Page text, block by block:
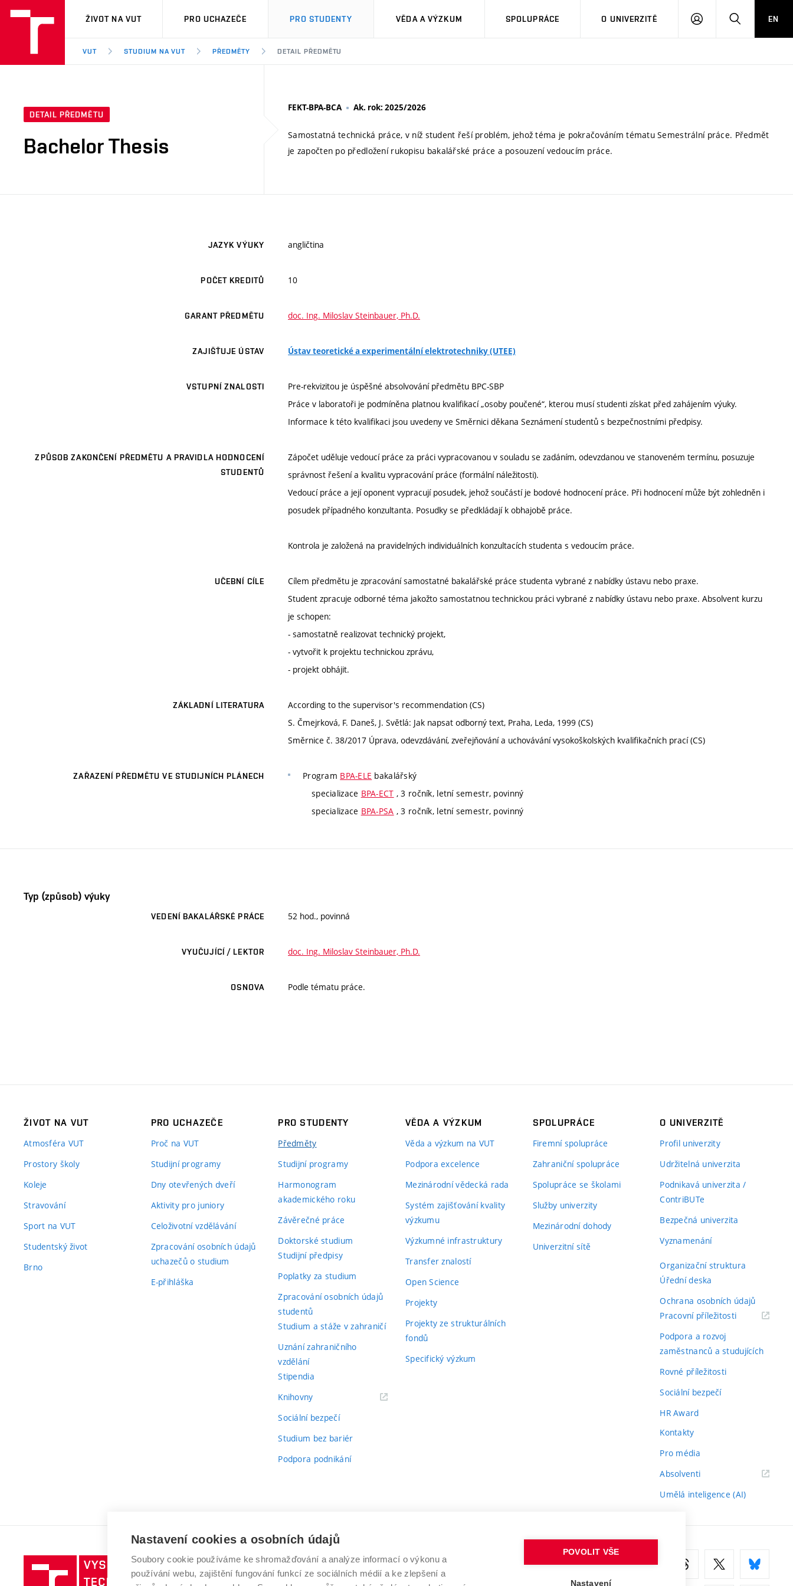
VUT
ŽIVOT NA VUT PRO UCHAZEČE PRO STUDENTY VĚDA A VÝZKUM SPOLUPRÁCE O UNIVERZITĚ
PŘIHLÁSIT HLEDATEN
VUT STUDIUM NA VUT PŘEDMĚTY DETAIL PŘEDMĚTU
DETAIL PŘEDMĚTU
Bachelor Thesis
FEKT-BPA-BCA Ak. rok: 2025/2026
Samostatná technická práce, v níž student řeší problém, jehož téma je pokračováním tématu Semestrální práce. Předmět
je započten po předložení rukopisu bakalářské práce a posouzení vedoucím práce.
JAZYK VÝUKY angličtina
POČET KREDITŮ 10
GARANT PŘEDMĚTU doc. Ing. Miloslav Steinbauer, Ph.D.
ZAJIŠŤUJE ÚSTAV Ústav teoretické a experimentální elektrotechniky (UTEE)
VSTUPNÍ ZNALOSTI
Pre-rekvizitou je úspěšné absolvování předmětu BPC-SBP
Práce v laboratoři je podmíněna platnou kvalifikací „osoby poučené“, kterou musí studenti získat před zahájením výuky.
Informace k této kvalifikaci jsou uvedeny ve Směrnici děkana Seznámení studentů s bezpečnostními předpisy.
ZPŮSOB ZAKONČENÍ PŘEDMĚTU A PRAVIDLA HODNOCENÍ
STUDENTŮ
Zápočet uděluje vedoucí práce za práci vypracovanou v souladu se zadáním, odevzdanou ve stanoveném termínu, posuzuje
správnost řešení a kvalitu vypracování práce (formální náležitosti).
Vedoucí práce a její oponent vypracují posudek, jehož součástí je bodové hodnocení práce. Při hodnocení může být zohledněn i
posudek případného konzultanta. Posudky se předkládají k obhajobě práce.
Kontrola je založená na pravidelných individuálních konzultacích studenta s vedoucím práce.
UČEBNÍ CÍLE
Cílem předmětu je zpracování samostatné bakalářské práce studenta vybrané z nabídky ústavu nebo praxe.
Student zpracuje odborné téma jakožto samostatnou technickou práci vybrané z nabídky ústavu nebo praxe. Absolvent kurzu
je schopen:
- samostatně realizovat technický projekt,
- vytvořit k projektu technickou zprávu,
- projekt obhájit.
ZÁKLADNÍ LITERATURA
According to the supervisor's recommendation (CS)
S. Čmejrková, F. Daneš, J. Světlá: Jak napsat odborný text, Praha, Leda, 1999 (CS)
Směrnice č. 38/2017 Úprava, odevzdávání, zveřejňování a uchovávání vysokoškolských kvalifikačních prací (CS)
ZAŘAZENÍ PŘEDMĚTU VE STUDIJNÍCH PLÁNECH Program BPA-ELE bakalářský
specializace BPA-ECT , 3 ročník, letní semestr, povinný
specializace BPA-PSA , 3 ročník, letní semestr, povinný
Typ (způsob) výuky
VEDENÍ BAKALÁŘSKÉ PRÁCE 52 hod., povinná
VYUČUJÍCÍ / LEKTOR doc. Ing. Miloslav Steinbauer, Ph.D.
OSNOVA Podle tématu práce.
ŽIVOT NA VUT
Atmosféra VUT
Prostory školy
Koleje
Stravování
Sport na VUT
Studentský život
Brno
PRO UCHAZEČE
Proč na VUT
Studijní programy
Dny otevřených dveří
Aktivity pro juniory
Celoživotní vzdělávání
Zpracování osobních údajů
uchazečů o studium
E-přihláška
PRO STUDENTY
Předměty
Studijní programy
Harmonogram
akademického roku
Závěrečné práce
Doktorské studium
Studijní předpisy
Poplatky za studium
Zpracování osobních údajů
studentů
Studium a stáže v zahraničí
Uznání zahraničního
vzdělání
Stipendia
Knihovny(externí
Sociální bezpečí
Studium bez bariér
Podpora podnikání
VĚDA A VÝZKUM
Věda a výzkum na VUT
Podpora excelence
Mezinárodní vědecká rada
Systém zajišťování kvality
výzkumu
Výzkumné infrastruktury
Transfer znalostí
Open Science
Projekty
Projekty ze strukturálních
fondů
Specifický výzkum
SPOLUPRÁCE
Firemní spolupráce
Zahraniční spolupráce
Spolupráce se školami
Služby univerzity
Mezinárodní dohody
Univerzitní sítě
O UNIVERZITĚ
Profil univerzity
Udržitelná univerzita
Podnikavá univerzita /
ContriBUTe
Bezpečná univerzita
Vyznamenání
Organizační struktura
Úřední deska
Ochrana osobních údajů
Pracovní příležitosti(externí
Podpora a rozvoj
zaměstnanců a studujících
Rovné příležitosti
Sociální bezpečí
HR Award
Kontakty
Pro média
Absolventi(externí
Umělá inteligence (AI)
Vysoké
učení
VYSOKÉ UČENÍ TECHNICKÉ V BRNĚ
Antonínská 548/1
Nastavení cookies a osobních údajů
Soubory cookie používáme ke shromažďování a analýze informací o výkonu a
používání webu, zajištění fungování funkcí ze sociálních médií a ke zlepšení a
POVOLIT VŠE
Nastavení